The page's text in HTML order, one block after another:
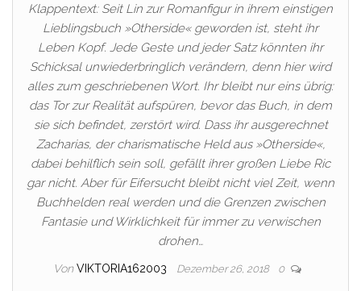
Klappentext: Seit Lin zur Romanfigur in ihrem einstigen
Lieblingsbuch »Otherside« geworden ist, steht ihr
Leben Kopf. Jede Geste und jeder Satz könnten ihr
Schicksal unwiederbringlich verändern, denn hier wird
alles zum geschriebenen Wort. Ihr bleibt nur eins übrig:
das Tor zur Realität aufspüren, bevor das Buch, in dem
sie sich befindet, zerstört wird. Dass ihr ausgerechnet
Zacharias, der charismatische Held aus »Otherside«,
dabei behilflich sein soll, gefällt ihrer großen Liebe Ric
gar nicht. Aber für Eifersucht bleibt nicht viel Zeit, wenn
Buchhelden real werden und die Grenzen zwischen
Fantasie und Wirklichkeit für immer zu verwischen
drohen…
Von VIKTORIA162003 Dezember 26, 2018 0